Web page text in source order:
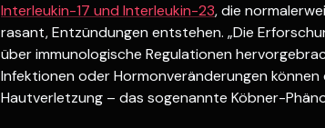
Interleukin-17 und Interleukin-23, die
rasant, Entzündungen entstehen. „Die
über immunologische Regulationen
Infektionen oder Hormonveränderungen
Hautverletzung – das sogenannte Köbner-